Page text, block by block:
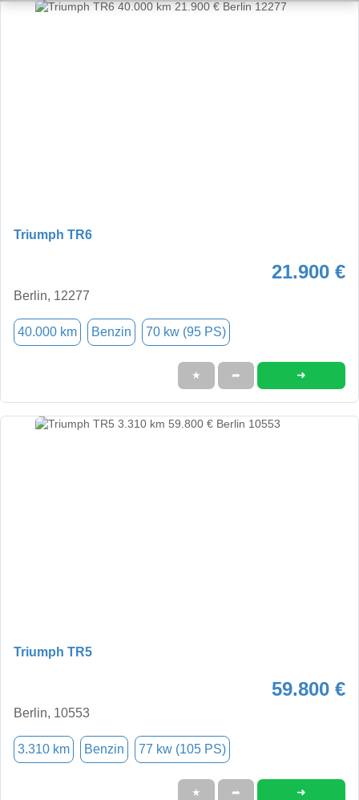
Triumph TR6
21.900 €
Berlin, 12277
40.000 km Benzin 70 kw (95 PS)
★ ➦ ➜
Triumph TR5
59.800 €
Berlin, 10553
3.310 km Benzin 77 kw (105 PS)
★ ➦ ➜